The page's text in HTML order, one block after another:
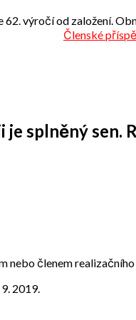
výročí od založení.
Členské
splněný sen.
členem realizačního
2019.